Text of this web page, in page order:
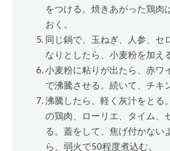
をつける。焼きあがった鶏肉
おく。
同じ鍋で、玉ねぎ、人参、セ
なりとしたら、小麦粉を加え
小麦粉に粘りが出たら、赤ワ
で沸騰させる。続いて、チキ
沸騰したら、軽く灰汁をとる
の鶏肉、ローリエ、タイム、
る。蓋をして、焦げ付かない
ら、弱火で50程度煮込む。